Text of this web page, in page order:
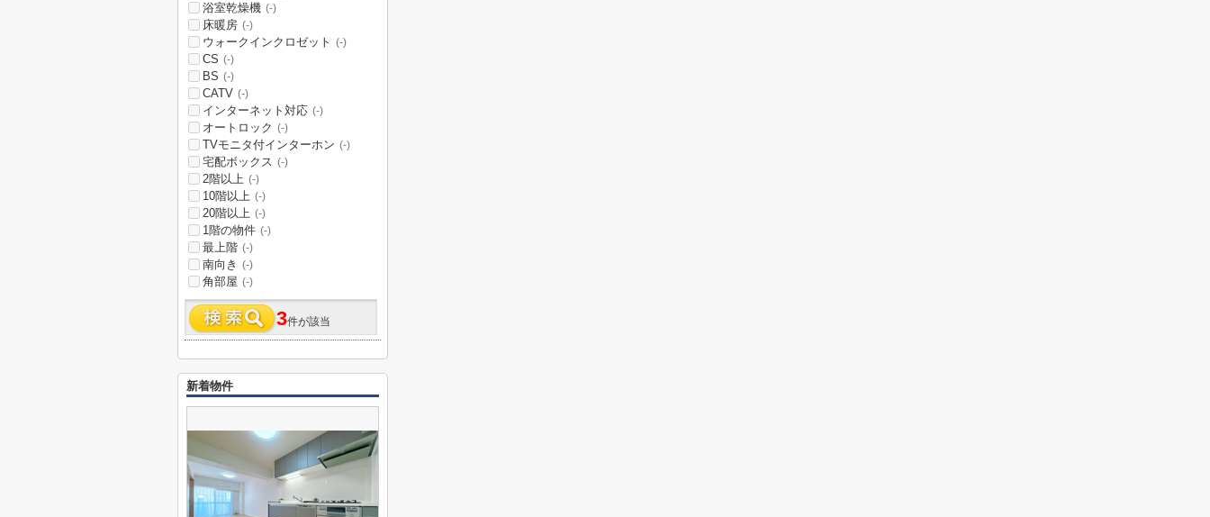
浴室乾燥機 (-)
床暖房 (-)
ウォークインクロゼット (-)
CS (-)
BS (-)
CATV (-)
インターネット対応 (-)
オートロック (-)
TVモニタ付インターホン (-)
宅配ボックス (-)
2階以上 (-)
10階以上 (-)
20階以上 (-)
1階の物件 (-)
最上階 (-)
南向き (-)
角部屋 (-)
3件が該当
新着物件